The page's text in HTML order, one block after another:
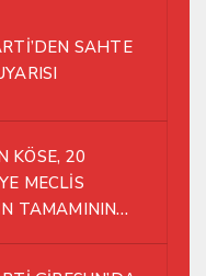
SAHTE
KÖSE, 20
MECLİS
TAMAMININ